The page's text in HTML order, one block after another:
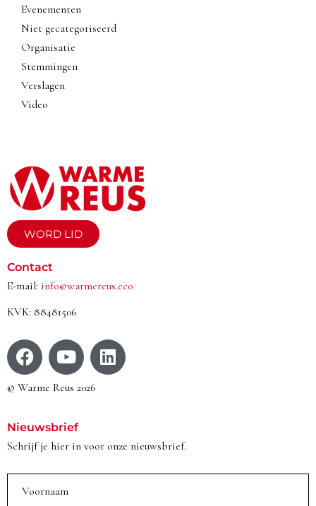
Evenementen
Niet gecategoriseerd
Organisatie
Stemmingen
Verslagen
Video
WORD LID
Contact
E-mail: info@warmereus.eco
KVK: 88481506
© Warme Reus 2026
Nieuwsbrief
Schrijf je hier in voor onze nieuwsbrief.